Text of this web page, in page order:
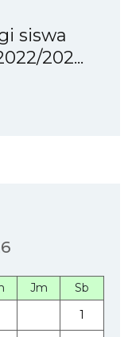
siswa
202...
Jm
Sb
1